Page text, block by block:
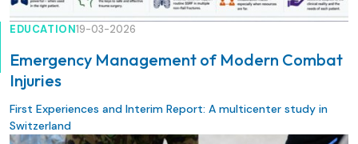
EDUCATION19-03-2026
Emergency Management of Modern Combat
Injuries
First Experiences and Interim Report: A multicenter study in
Switzerland